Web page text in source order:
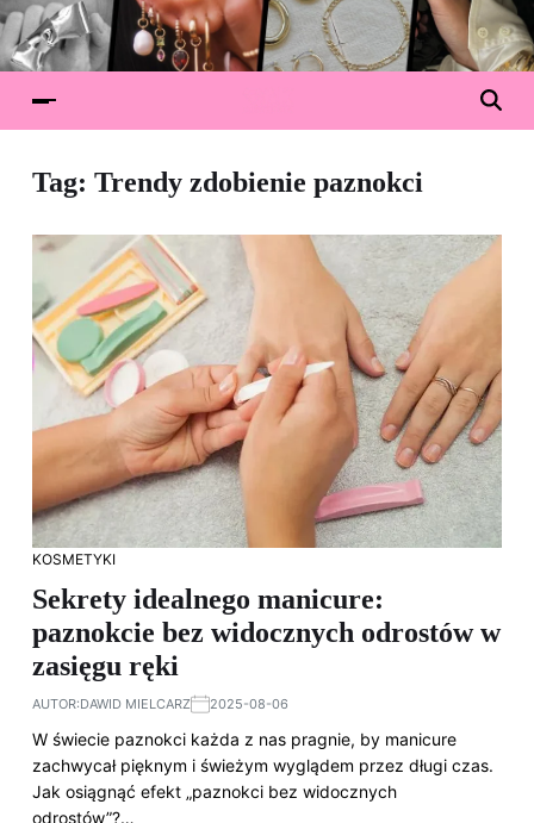
Tag: Trendy zdobienie paznokci
KOSMETYKI
Sekrety idealnego manicure:
paznokcie bez widocznych odrostów w
zasięgu ręki
AUTOR:DAWID MIELCARZ 2025-08-06
W świecie paznokci każda z nas pragnie, by manicure
zachwycał pięknym i świeżym wyglądem przez długi czas.
Jak osiągnąć efekt „paznokci bez widocznych
odrostów”?…